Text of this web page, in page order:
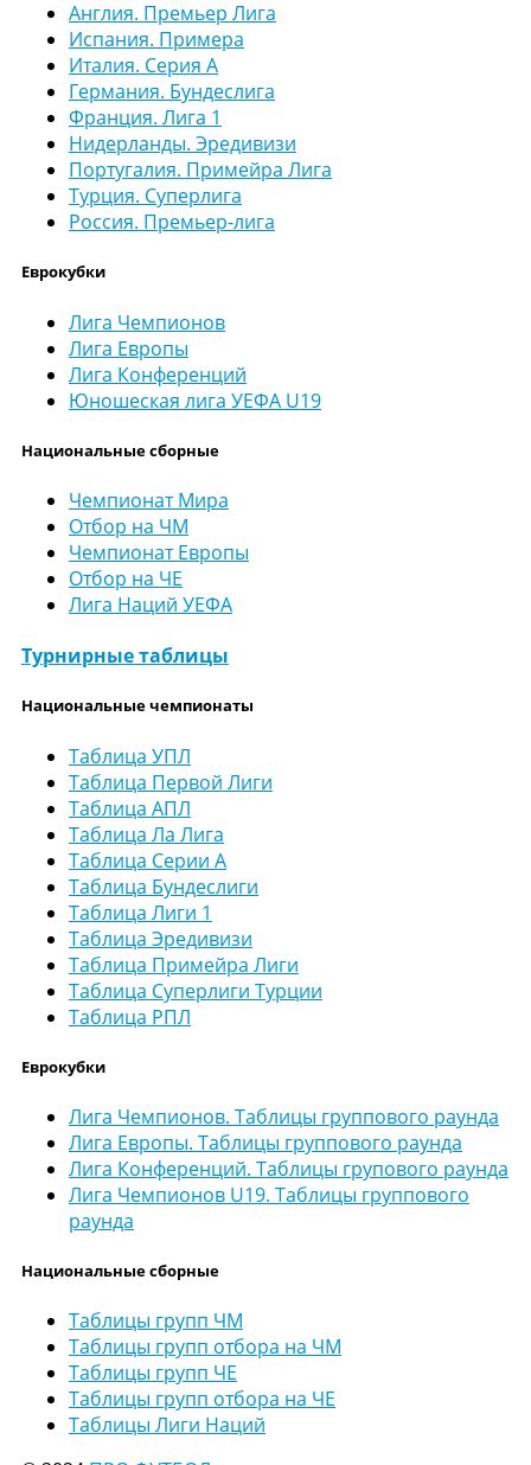
Англия. Премьер Лига
Испания. Примера
Италия. Серия А
Германия. Бундеслига
Франция. Лига 1
Нидерланды. Эредивизи
Португалия. Примейра Лига
Турция. Суперлига
Россия. Премьер-лига
Еврокубки
Лига Чемпионов
Лига Европы
Лига Конференций
Юношеская лига УЕФА U19
Национальные сборные
Чемпионат Мира
Отбор на ЧМ
Чемпионат Европы
Отбор на ЧЕ
Лига Наций УЕФА
Турнирные таблицы
Национальные чемпионаты
Таблица УПЛ
Таблица Первой Лиги
Таблица АПЛ
Таблица Ла Лига
Таблица Серии А
Таблица Бундеслиги
Таблица Лиги 1
Таблица Эредивизи
Таблица Примейра Лиги
Таблица Суперлиги Турции
Таблица РПЛ
Еврокубки
Лига Чемпионов. Таблицы группового раунда
Лига Европы. Таблицы группового раунда
Лига Конференций. Таблицы групового раунда
Лига Чемпионов U19. Таблицы группового
раунда
Национальные сборные
Таблицы групп ЧМ
Таблицы групп отбора на ЧМ
Таблицы групп ЧЕ
Таблицы групп отбора на ЧЕ
Таблицы Лиги Наций